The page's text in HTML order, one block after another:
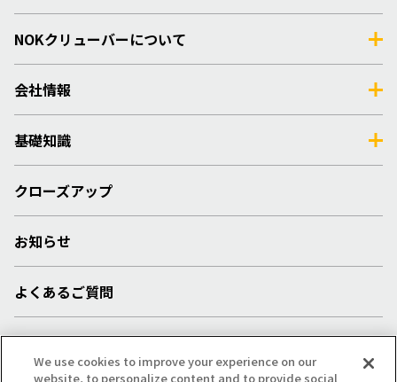
NOKクリューバーについて
会社情報
基礎知識
クローズアップ
お知らせ
よくあるご質問
採用情報
We use cookies to improve your experience on our
website, to personalize content and to provide social